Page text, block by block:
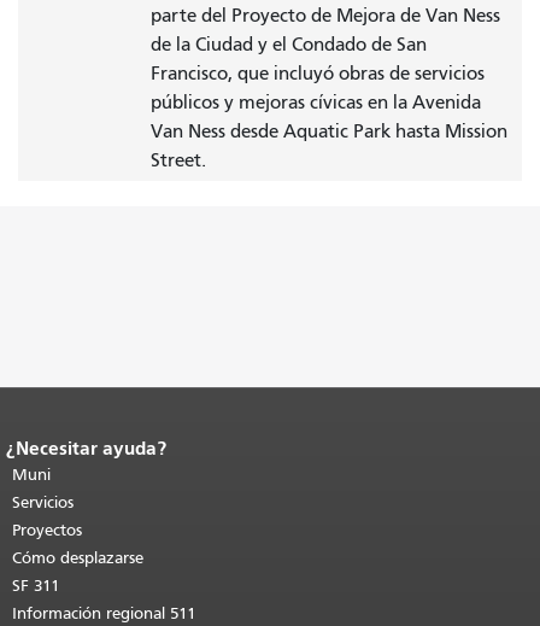
parte del Proyecto de Mejora de Van Ness
de la Ciudad y el Condado de San
Francisco, que incluyó obras de servicios
públicos y mejoras cívicas en la Avenida
Van Ness desde Aquatic Park hasta Mission
Street.
Fin del contenido de la página.
de esta página se repite en todas las
páginas.Volver al principio del
contenido principal
¿Necesitar ayuda?
Muni
Servicios
Proyectos
Cómo desplazarse
SF 311
Información regional 511